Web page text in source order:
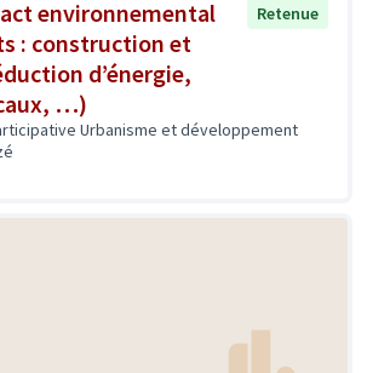
environnemental
: construction et
d’énergie,
…)
Retenue
Urbanisme et développement